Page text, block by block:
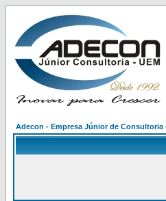
Adecon - Empresa Júnior de Consultoria